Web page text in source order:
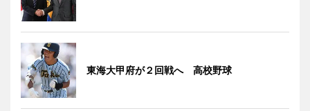
東海大甲府が２回戦へ 高校野球